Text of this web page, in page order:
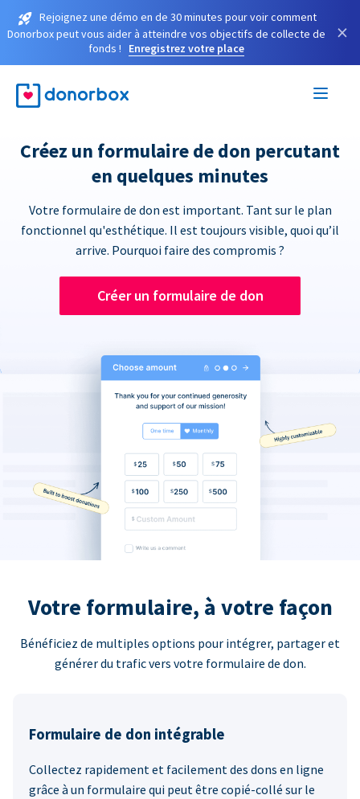
Rejoignez une démo en de 30 minutes pour voir comment
Donorbox peut vous aider à atteindre vos objectifs de collecte de
fonds !
Enregistrez votre place
×
Créez un formulaire de don percutant
en quelques minutes
Votre formulaire de don est important. Tant sur le plan
fonctionnel qu'esthétique. Il est toujours visible, quoi qu’il
arrive. Pourquoi faire des compromis ?
Créer un formulaire de don
Votre formulaire, à votre façon
Bénéficiez de multiples options pour intégrer, partager et
générer du trafic vers votre formulaire de don.
Formulaire de don intégrable
Collectez rapidement et facilement des dons en ligne
grâce à un formulaire qui peut être copié-collé sur le